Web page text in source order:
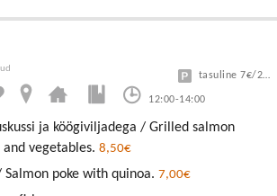
12:00-14:00
tasuline 7€/24h
ja köögiviljadega / Grilled salmon
vegetables. 8,50€
Salmon poke with quinoa. 7,00€